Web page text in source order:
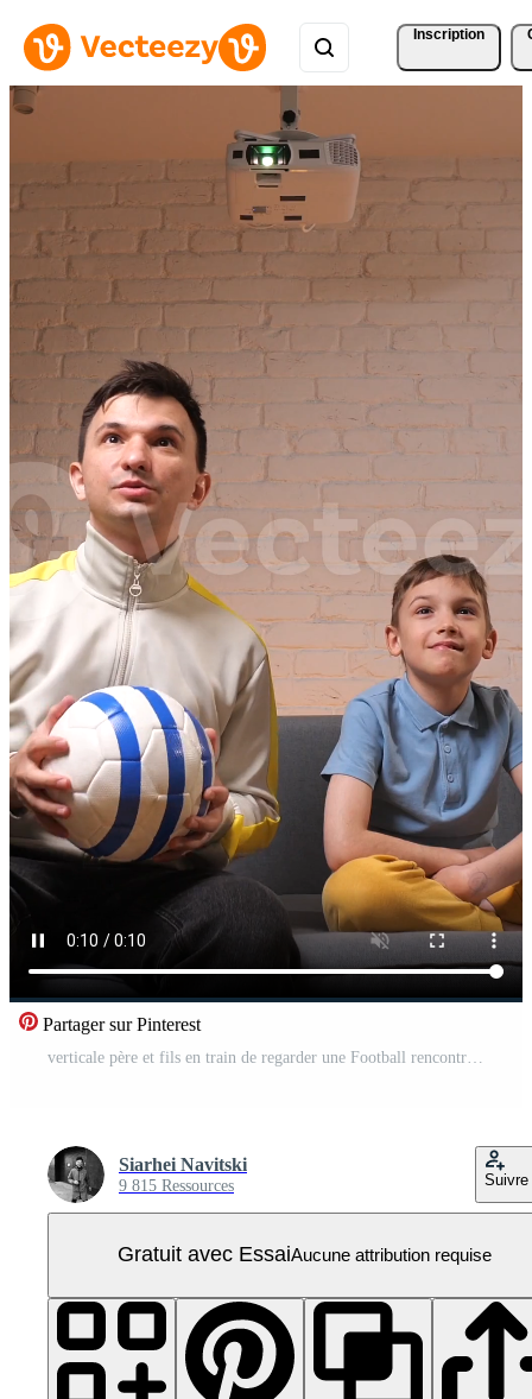
Inscription
Partager sur Pinterest
Siarhei Navitski
9 815 Ressources Suivre
Gratuit avec EssaiAucune attribution requise